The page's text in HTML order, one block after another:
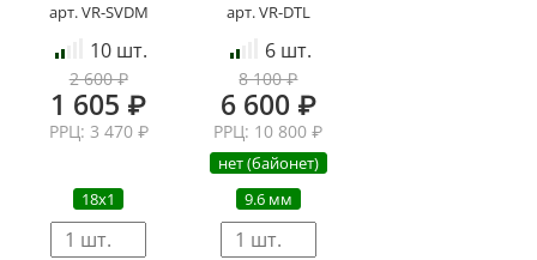
арт. VR-SVDM
10 шт.
2 600 ₽
1 605 ₽
РРЦ: 3 470 ₽
18х1
арт. VR-DTL
6 шт.
8 100 ₽
6 600 ₽
РРЦ: 10 800 ₽
нет (байонет)
9.6 мм